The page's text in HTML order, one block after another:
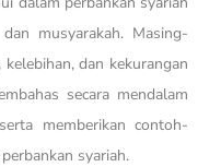
musyarakah. Masing-
dan kekurangan
secara mendalam
memberikan contoh-
syariah.